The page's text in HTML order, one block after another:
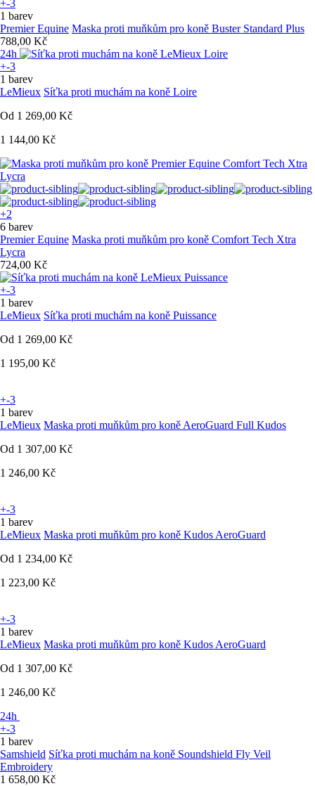
+-3
1 barev
Premier Equine Maska proti muňkům pro koně Buster Standard Plus
788,00 Kč
24h
+-3
1 barev
LeMieux Síťka proti muchám na koně Loire
Od 1 269,00 Kč
1 144,00 Kč
+2
6 barev
Premier Equine Maska proti muňkům pro koně Comfort Tech Xtra
Lycra
724,00 Kč
+-3
1 barev
LeMieux Síťka proti muchám na koně Puissance
Od 1 269,00 Kč
1 195,00 Kč
+-3
1 barev
LeMieux Maska proti muňkům pro koně AeroGuard Full Kudos
Od 1 307,00 Kč
1 246,00 Kč
+-3
1 barev
LeMieux Maska proti muňkům pro koně Kudos AeroGuard
Od 1 234,00 Kč
1 223,00 Kč
+-3
1 barev
LeMieux Maska proti muňkům pro koně Kudos AeroGuard
Od 1 307,00 Kč
1 246,00 Kč
24h
+-3
1 barev
Samshield Síťka proti muchám na koně Soundshield Fly Veil
Embroidery
1 658,00 Kč